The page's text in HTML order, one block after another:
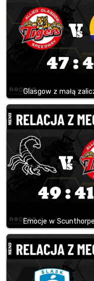
Glasgow z małą
Emocje w